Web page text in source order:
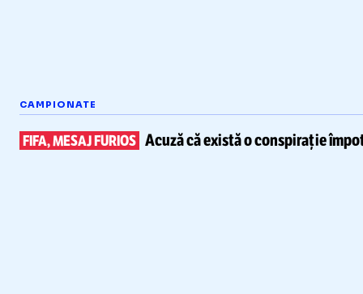
CAMPIONATE
FIFA, MESAJ FURIOS Acuză că existăo conspirație